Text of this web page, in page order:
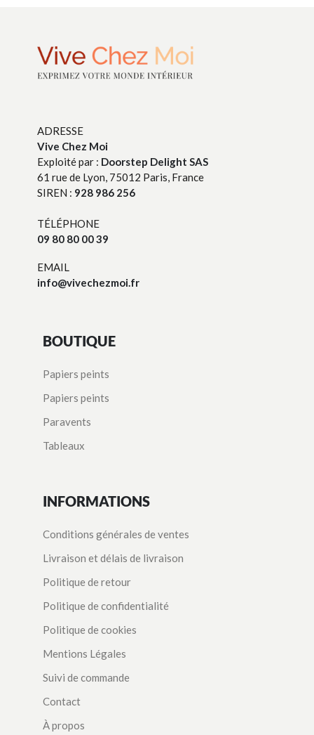
ADRESSE
Vive Chez Moi
Exploité par : Doorstep Delight SAS
61 rue de Lyon, 75012 Paris, France
SIREN : 928 986 256
TÉLÉPHONE
09 80 80 00 39
EMAIL
info@vivechezmoi.fr
BOUTIQUE
Papiers peints
Papiers peints
Paravents
Tableaux
INFORMATIONS
Conditions générales de ventes
Livraison et délais de livraison
Politique de retour
Politique de confidentialité
Politique de cookies
Mentions Légales
Suivi de commande
Contact
À propos